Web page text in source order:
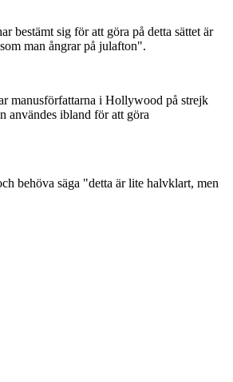
bestämt sig för att göra på detta sättet är
man ångrar på julafton".
manusförfattarna i Hollywood på strejk
användes ibland för att göra
behöva säga "detta är lite halvklart, men